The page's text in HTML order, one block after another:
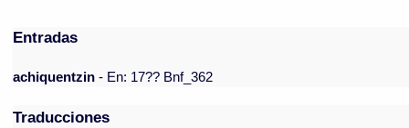
Entradas
achiquentzin- En: 17?? Bnf_362
Traducciones